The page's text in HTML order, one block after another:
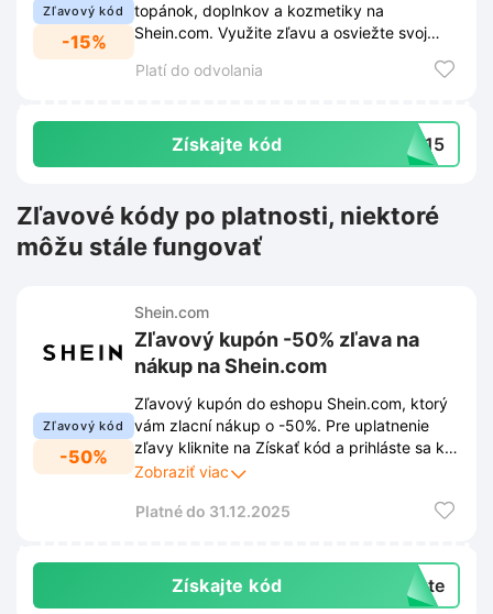
Zľavový kód
-15%
topánok, doplnkov a kozmetiky na
Shein.com. Využite zľavu a osviežte svoj
Platí do odvolania
Získajte kód RA15
Zľavové kódy po platnosti, niektoré
môžu stále fungovať
Zľavový kód
-50%
Shein.com
Zľavový kupón -50% zľava na
nákup na Shein.com
Zľavový kupón do eshopu Shein.com, ktorý
vám zlacní nákup o -50%. Pre uplatnenie
zľavy kliknite na Získať kód a prihláste sa k
newsletteru prostredníctvom
neuniknú žiadne novinky, zľavy ani
Zobraziť viac
Platné do 31.12.2025
Získajte kód exte